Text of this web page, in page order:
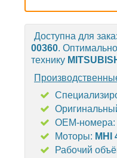
Доступна для
00360.
технику
OEM-номера:
Моторы: MHI
Рабочий